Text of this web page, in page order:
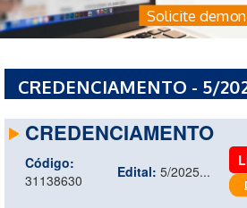
Solicite
CREDENCIAMENTO - 5/
CREDENCIAMENTO
Código:
31138630
Edital: 5/2025...